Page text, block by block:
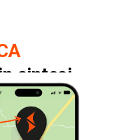
in sintesi